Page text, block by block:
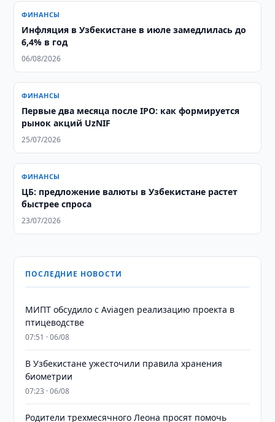
ФИНАНСЫ
Инфляция в Узбекистане в июле замедлилась до
6,4% в год
06/08/2026
ФИНАНСЫ
Первые два месяца после IPO: как формируется
рынок акций UzNIF
25/07/2026
ФИНАНСЫ
ЦБ: предложение валюты в Узбекистане растет
быстрее спроса
23/07/2026
ПОСЛЕДНИЕ НОВОСТИ
МИПТ обсудило с Aviagen реализацию проекта в
птицеводстве
07:51 · 06/08
В Узбекистане ужесточили правила хранения
биометрии
07:23 · 06/08
Родители трехмесячного Леона просят помочь